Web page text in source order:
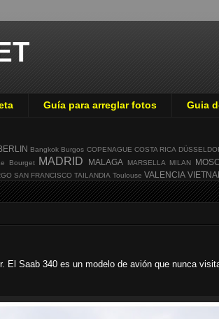
Guía para arreglar fotos Guia
Bangkok Burgos COPENAGUE COSTA RICA
Bourget MADRID MALAGA MARSELLA MILAN
SAN FRANCISCO TAILANDIA Toulouse VALENCIA
El Saab 340 es un modelo de avión que nunca